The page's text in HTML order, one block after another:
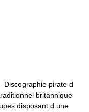
pirate d
britannique
disposant d une